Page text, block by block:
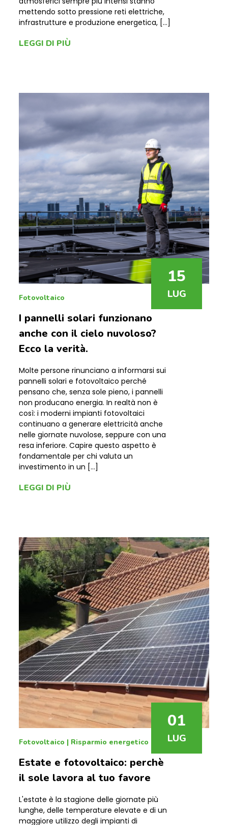
mettendo sotto pressione reti elettriche,
infrastrutture e produzione energetica, […]
LEGGI DI PIÙ
15
LUG
Fotovoltaico
I pannelli solari funzionano
anche con il cielo nuvoloso?
Ecco la verità.
Molte persone rinunciano a informarsi sui
pannelli solari e fotovoltaico perché
pensano che, senza sole pieno, i pannelli
non producano energia. In realtà non è
così: i moderni impianti fotovoltaici
continuano a generare elettricità anche
nelle giornate nuvolose, seppure con una
resa inferiore. Capire questo aspetto è
fondamentale per chi valuta un
investimento in un […]
LEGGI DI PIÙ
01
LUG
Fotovoltaico | Risparmio energetico
Estate e fotovoltaico: perchè
il sole lavora al tuo favore
L'estate è la stagione delle giornate più
lunghe, delle temperature elevate e di un
maggiore utilizzo degli impianti di